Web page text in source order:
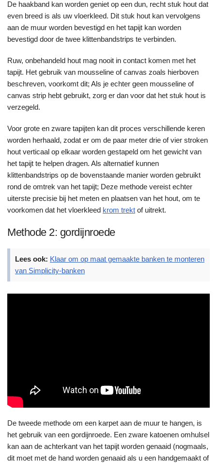
De haakband kan worden geniet op een dun, recht stuk hout dat
even breed is als uw vloerkleed. Dit stuk hout kan vervolgens
aan de muur worden bevestigd en het tapijt kan worden
bevestigd door de twee klittenbandstrips te verbinden.
Ruw, onbehandeld hout mag nooit in contact komen met het
tapijt. Het gebruik van mousseline of canvas zoals hierboven
beschreven, voorkomt dit; Als je echter geen mousseline of
canvas strip hebt gebruikt, zorg er dan voor dat het stuk hout is
verzegeld.
Voor grote en zware tapijten kan dit proces verschillende keren
worden herhaald, zodat er om de paar meter drie of vier stroken
hout verticaal op elkaar worden gestapeld om het gewicht van
het tapijt te helpen dragen. Als alternatief kunnen
klittenbandstrips op de bovenstaande manier worden gebruikt
rond de omtrek van het tapijt; Deze methode vereist echter
uiterste precisie bij het meten en plaatsen van het hout, om te
voorkomen dat het vloerkleed krom trekt of uitrekt.
Methode 2: gordijnroede
Lees ook: Klaar om op maat gemaakte banken te monteren
van Simplicity-banken
De tweede methode om een karpet aan de muur te hangen, is
het gebruik van een gordijnroede. Een zware katoenen omhulsel
kan aan de achterkant van het tapijt worden genaaid (nogmaals,
dit moet met de hand worden genaaid als u een handgemaakt of